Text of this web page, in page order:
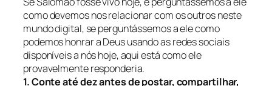
como devemos nos relacionar com os outros neste
mundo digital, se perguntássemos a ele como
podemos honrar a Deus usando as redes sociais
disponíveis a nós hoje, aqui está como ele
provavelmente responderia.
1. Conte até dez antes de postar, compartilhar,